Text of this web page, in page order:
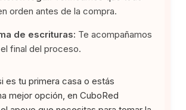
orden antes de la compra.
de escrituras: Te acompañamos
final del proceso.
es tu primera casa o estás
mejor opción, en CuboRed